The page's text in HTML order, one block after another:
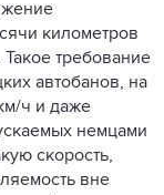
километров
требование
автобанов, на
ч и даже
немцами
скорость,
вне